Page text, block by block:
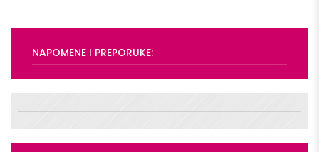
NAPOMENE I PREPORUKE: